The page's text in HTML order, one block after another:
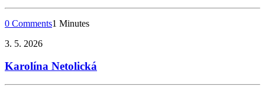
0 Comments1 Minutes
3. 5. 2026
Karolína Netolická